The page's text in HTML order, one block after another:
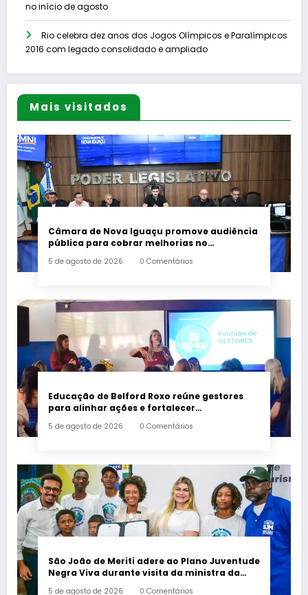
no início de agosto
Rio celebra dez anos dos Jogos Olímpicos e Paralímpicos
2016 com legado consolidado e ampliado
Mais visitados
Câmara de Nova Iguaçu promove audiência
pública para cobrar melhorias no
5 de agosto de 2026 0 Comentários
Educação de Belford Roxo reúne gestores
para alinhar ações e fortalecer
5 de agosto de 2026 0 Comentários
São João de Meriti adere ao Plano Juventude
Negra Viva durante visita da ministra da
5 de agosto de 2026 0 Comentários